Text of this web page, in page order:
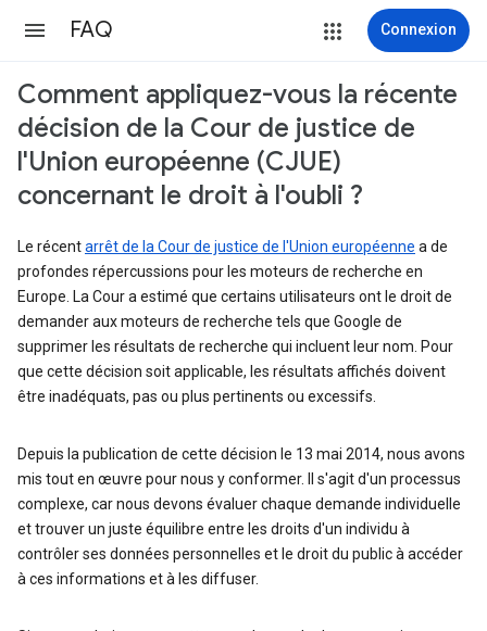
FAQ Connexion
Comment appliquez-vous la récente
décision de la Cour de justice de
l'Union européenne (CJUE)
concernant le droit à l'oubli ?
Le récentarrêt de la Cour de justice de l'Union européenne a de
profondes répercussions pour les moteurs de recherche en
Europe. La Cour a estimé que certains utilisateurs ont le droit de
demander aux moteurs de recherche tels que Google de
supprimer les résultats de recherche qui incluent leur nom. Pour
que cette décision soit applicable, les résultats affichés doivent
être inadéquats, pas ou plus pertinents ou excessifs.
Depuis la publication de cette décision le 13 mai 2014, nous avons
mis tout en œuvre pour nous y conformer. Il s'agit d'un processus
complexe, car nous devons évaluer chaque demande individuelle
et trouver un juste équilibre entre les droits d'un individu à
contrôler ses données personnelles et le droit du public à accéder
à ces informations et à les diffuser.